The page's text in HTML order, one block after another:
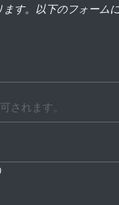
す。以下のフォーム